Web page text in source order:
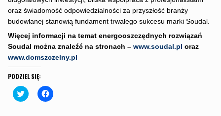
oraz świadomość odpowiedzialności za przyszłość branży
budowlanej stanowią fundament trwałego sukcesu marki Soudal.
Więcej informacji na temat energooszczędnych rozwiązań
Soudal można znaleźć na stronach – www.soudal.pl oraz
www.domszczelny.pl
PODZIEL SIĘ:
C
l
C
l